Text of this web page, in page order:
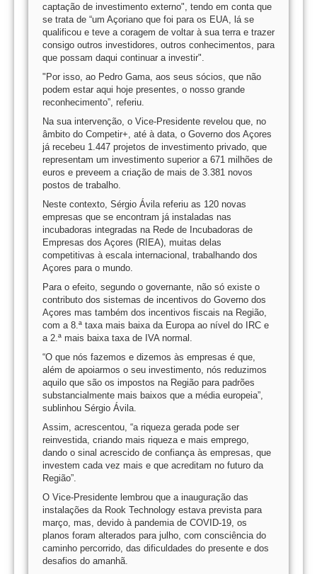
captação de investimento externo", tendo em conta que
se trata de “um Açoriano que foi para os EUA, lá se
qualificou e teve a coragem de voltar à sua terra e trazer
consigo outros investidores, outros conhecimentos, para
que possam daqui continuar a investir".
"Por isso, ao Pedro Gama, aos seus sócios, que não
podem estar aqui hoje presentes, o nosso grande
reconhecimento”, referiu.
Na sua intervenção, o Vice-Presidente revelou que, no
âmbito do Competir+, até à data, o Governo dos Açores
já recebeu 1.447 projetos de investimento privado, que
representam um investimento superior a 671 milhões de
euros e preveem a criação de mais de 3.381 novos
postos de trabalho.
Neste contexto, Sérgio Ávila referiu as 120 novas
empresas que se encontram já instaladas nas
incubadoras integradas na Rede de Incubadoras de
Empresas dos Açores (RIEA), muitas delas
competitivas à escala internacional, trabalhando dos
Açores para o mundo.
Para o efeito, segundo o governante, não só existe o
contributo dos sistemas de incentivos do Governo dos
Açores mas também dos incentivos fiscais na Região,
com a 8.ª taxa mais baixa da Europa ao nível do IRC e
a 2.ª mais baixa taxa de IVA normal.
“O que nós fazemos e dizemos às empresas é que,
além de apoiarmos o seu investimento, nós reduzimos
aquilo que são os impostos na Região para padrões
substancialmente mais baixos que a média europeia”,
sublinhou Sérgio Ávila.
Assim, acrescentou, “a riqueza gerada pode ser
reinvestida, criando mais riqueza e mais emprego,
dando o sinal acrescido de confiança às empresas, que
investem cada vez mais e que acreditam no futuro da
Região”.
O Vice-Presidente lembrou que a inauguração das
instalações da Rook Technology estava prevista para
março, mas, devido à pandemia de COVID-19, os
planos foram alterados para julho, com consciência do
caminho percorrido, das dificuldades do presente e dos
desafios do amanhã.